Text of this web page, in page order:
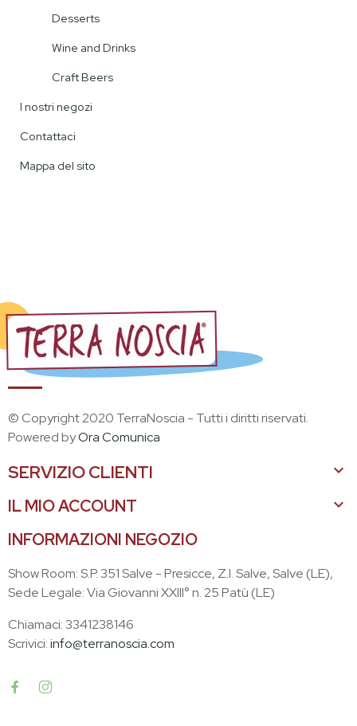
Desserts
Wine and Drinks
Craft Beers
I nostri negozi
Contattaci
Mappa del sito
© Copyright 2020 TerraNoscia - Tutti i diritti riservati.
Powered byOra Comunica
SERVIZIO CLIENTI 
IL MIO ACCOUNT 
INFORMAZIONI NEGOZIO
Show Room: S.P. 351 Salve - Presicce, Z.I. Salve, Salve (LE),
Sede Legale: Via Giovanni XXIII° n. 25 Patù (LE)
Chiamaci: 3341238146
Scrivici:info@terranoscia.com